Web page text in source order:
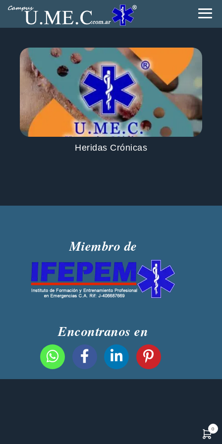
0
Heridas Crónicas
Miembro de
Encontranos en